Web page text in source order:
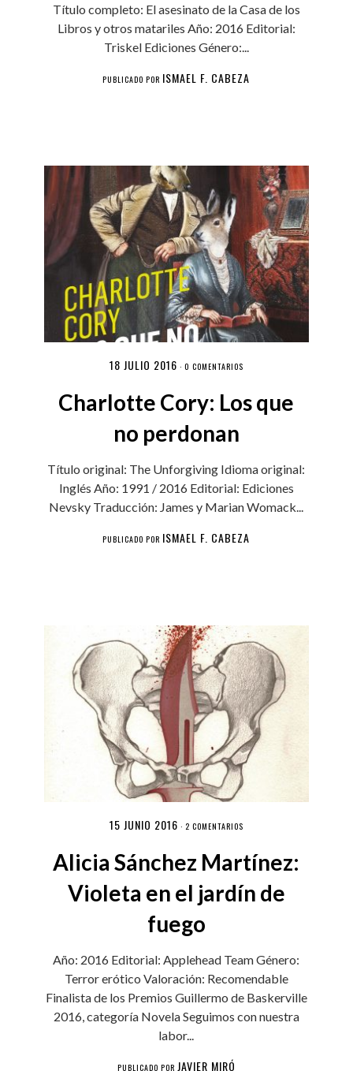
Título completo: El asesinato de la Casa de los
Libros y otros matariles Año: 2016 Editorial:
Triskel Ediciones Género:...
PUBLICADO POR ISMAEL F. CABEZA
18 JULIO 2016 · 0 COMENTARIOS
Charlotte Cory: Los que
no perdonan
Título original: The Unforgiving Idioma original:
Inglés Año: 1991 / 2016 Editorial: Ediciones
Nevsky Traducción: James y Marian Womack...
PUBLICADO POR ISMAEL F. CABEZA
15 JUNIO 2016 · 2 COMENTARIOS
Alicia Sánchez Martínez:
Violeta en el jardín de
fuego
Año: 2016 Editorial: Applehead Team Género:
Terror erótico Valoración: Recomendable
Finalista de los Premios Guillermo de Baskerville
2016, categoría Novela Seguimos con nuestra
labor...
PUBLICADO POR JAVIER MIRÓ